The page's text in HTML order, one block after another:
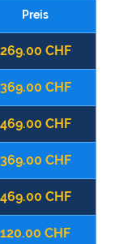
Preis
269.00 CHF
369.00 CHF
469.00 CHF
369.00 CHF
469.00 CHF
120.00 CHF